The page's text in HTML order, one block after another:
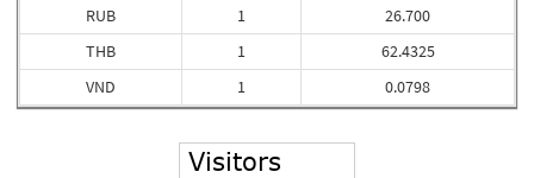
RUB
THB
VND
1
1
1
26.700
62.4325
0.0798